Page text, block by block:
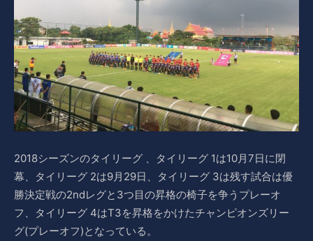
2018シーズンのタイリーグ 、タイリーグ 1は10月7日に閉
幕、タイリーグ 2は9月29日、タイリーグ 3は残す試合は優
勝決定戦の2ndレグと3つ目の昇格の椅子を争うプレーオ
フ、タイリーグ 4はT3を昇格をかけたチャンピオンズリー
グ(プレーオフ)となっている。